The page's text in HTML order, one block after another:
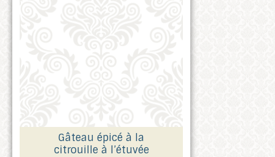
Gâteau épicé à la
citrouille à l’étuvée